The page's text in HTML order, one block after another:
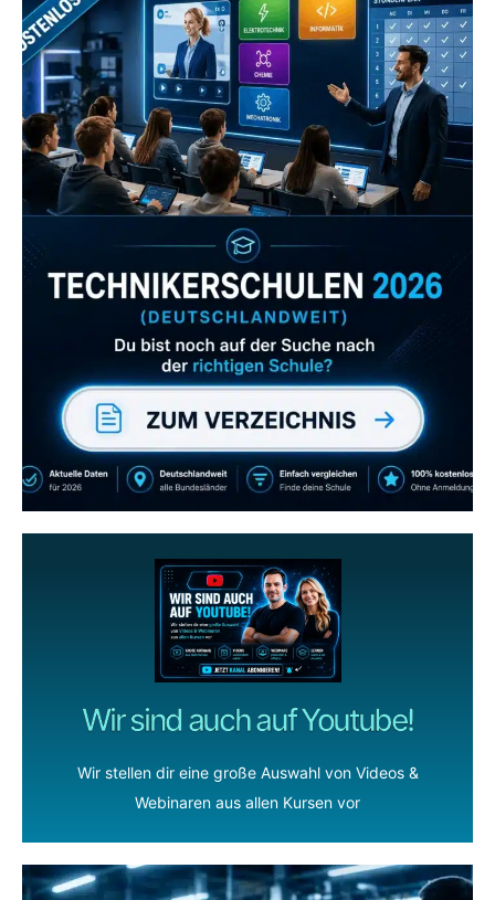
Zum Verzeichnis
Wir sind auch auf Youtube!
Wir stellen dir eine große Auswahl von Videos &
Webinaren aus allen Kursen vor
Abonniere uns auch
gerne
wenn dir unsere Videos gefallen!
ZUM YOUTUBE KANAL